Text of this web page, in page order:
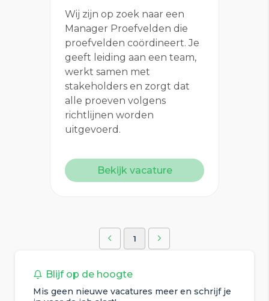
Wij zijn op zoek naar een
Manager Proefvelden die
proefvelden coördineert. Je
geeft leiding aan een team,
werkt samen met
stakeholders en zorgt dat
alle proeven volgens
richtlijnen worden
uitgevoerd.
Bekijk vacature
1
Blijf op de hoogte
Mis geen nieuwe vacatures meer en schrijf je